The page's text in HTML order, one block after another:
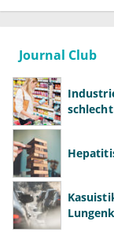
Journal Club